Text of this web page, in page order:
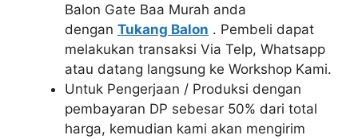
Balon Gate Baa Murah anda
dengan Tukang Balon . Pembeli dapat
melakukan transaksi Via Telp, Whatsapp
atau datang langsung ke Workshop Kami.
Untuk Pengerjaan / Produksi dengan
pembayaran DP sebesar 50% dari total
harga, kemudian kami akan mengirim